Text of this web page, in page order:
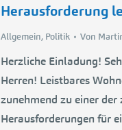
Herausforderung
Allgemein, Politik Von
Herzliche Einladung!
Herren! Leistbares
zunehmend zu einer der
Herausforderungen für